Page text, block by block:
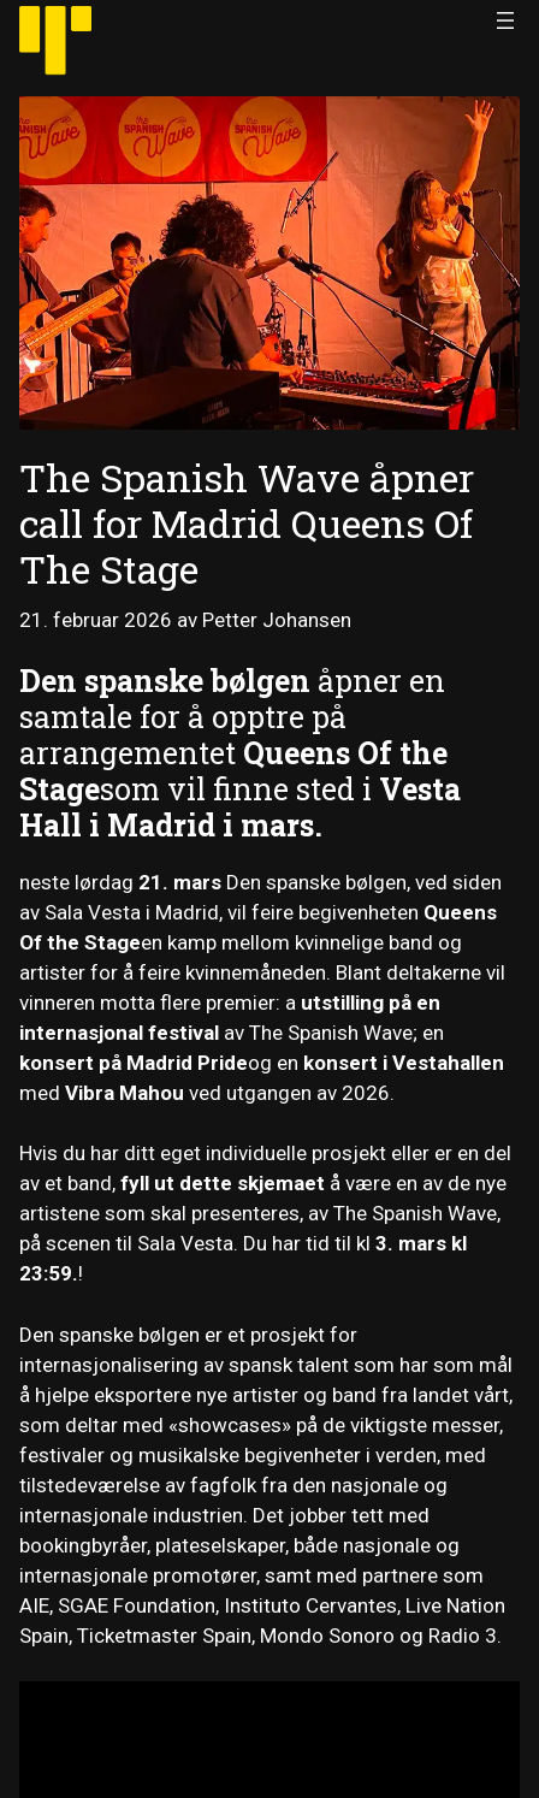
Hopp
innhold
The Spanish Wave åpner
call for Madrid Queens Of
The Stage
21. februar 2026 av Petter Johansen
Den spanske bølgen åpner en
samtale for å opptre på
arrangementet Queens Of the
Stagesom vil finne sted i Vesta
Hall i Madrid i mars.
neste lørdag 21. mars Den spanske bølgen, ved siden
av Sala Vesta i Madrid, vil feire begivenheten Queens
Of the Stageen kamp mellom kvinnelige band og
artister for å feire kvinnemåneden. Blant deltakerne vil
vinneren motta flere premier: a utstilling på en
internasjonal festival av The Spanish Wave; en
konsert på Madrid Prideog en konsert i Vestahallen
med Vibra Mahou ved utgangen av 2026.
Hvis du har ditt eget individuelle prosjekt eller er en del
av et band, fyll ut dette skjemaet å være en av de nye
artistene som skal presenteres, av The Spanish Wave,
på scenen til Sala Vesta. Du har tid til kl 3. mars kl
23:59.!
Den spanske bølgen er et prosjekt for
internasjonalisering av spansk talent som har som mål
å hjelpe eksportere nye artister og band fra landet vårt,
som deltar med «showcases» på de viktigste messer,
festivaler og musikalske begivenheter i verden, med
tilstedeværelse av fagfolk fra den nasjonale og
internasjonale industrien. Det jobber tett med
bookingbyråer, plateselskaper, både nasjonale og
internasjonale promotører, samt med partnere som
AIE, SGAE Foundation, Instituto Cervantes, Live Nation
Spain, Ticketmaster Spain, Mondo Sonoro og Radio 3.